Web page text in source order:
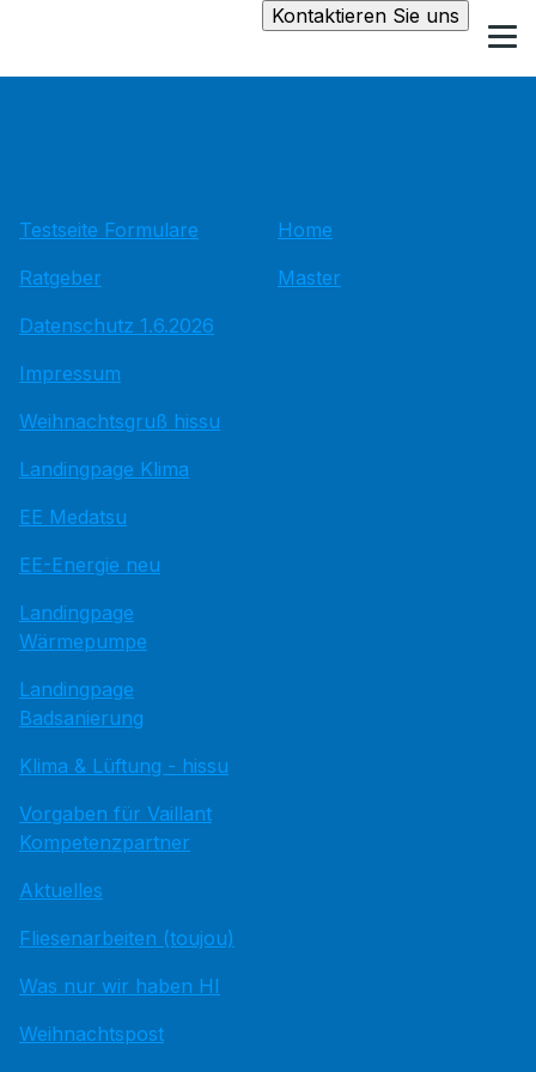
Kontaktieren Sie uns
Testseite Formulare
Ratgeber
Datenschutz 1.6.2026
Impressum
Weihnachtsgruß hissu
Landingpage Klima
EE Medatsu
EE-Energie neu
Landingpage
Wärmepumpe
Landingpage
Badsanierung
Klima & Lüftung - hissu
Vorgaben für Vaillant
Kompetenzpartner
Aktuelles
Fliesenarbeiten (toujou)
Was nur wir haben HI
Weihnachtspost
Home
Master